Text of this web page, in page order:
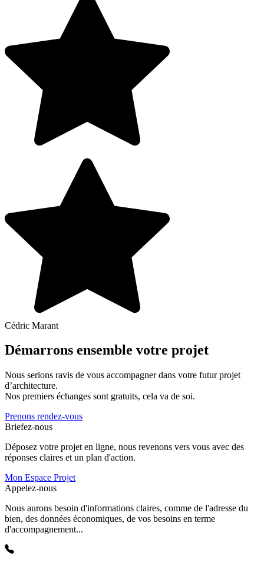
Cédric Marant
Démarrons ensemble votre projet
Nous serions ravis de vous accompagner dans votre futur projet
d’architecture.
Nos premiers échanges sont gratuits, cela va de soi.
Prenons rendez-vous
Briefez-nous
Déposez votre projet en ligne, nous revenons vers vous avec des
réponses claires et un plan d'action.
Mon Espace Projet
Appelez-nous
Nous aurons besoin d'informations claires, comme de l'adresse du
bien, des données économiques, de vos besoins en terme
d'accompagnement...